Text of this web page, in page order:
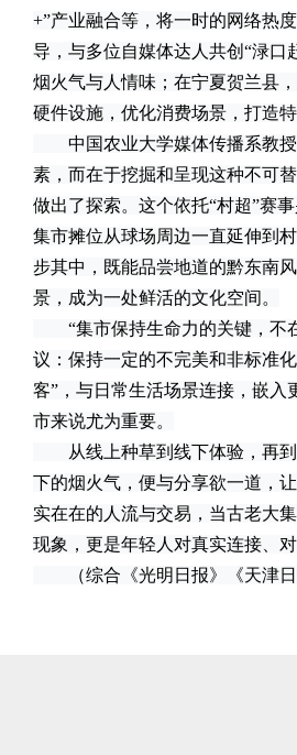
+”产业融合等，将一时的网络热
导，与多位自媒体达人共创“渌口
烟火气与人情味；在宁夏贺兰县
硬件设施，优化消费场景，打造特
中国农业大学媒体传播系教授
素，而在于挖掘和呈现这种不可
做出了探索。这个依托“村超”赛
集市摊位从球场周边一直延伸到
步其中，既能品尝地道的黔东南
景，成为一处鲜活的文化空间。
“集市保持生命力的关键，不在
议：保持一定的不完美和非标准
客”，与日常生活场景连接，嵌
市来说尤为重要。
从线上种草到线下体验，再到
下的烟火气，便与分享欲一道，
实在在的人流与交易，当古老大
现象，更是年轻人对真实连接、
（综合《光明日报》《天津日